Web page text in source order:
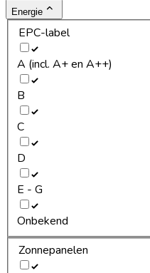
Energie
EPC-label
A (incl. A+ en A++)
B
C
D
E - G
Onbekend
Zonnepanelen